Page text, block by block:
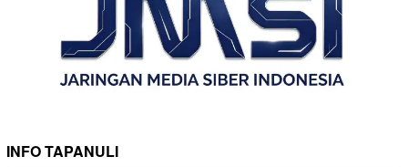
INFO TAPANULI